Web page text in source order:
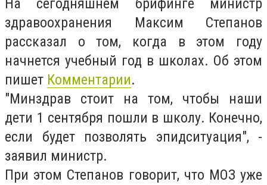
На сегодняшнем брифинге министр
здравоохранения Максим Степанов
рассказал о том, когда в этом году
начнется учебный год в школах. Об этом
пишет Комментарии.
"Минздрав стоит на том, чтобы наши
дети 1 сентября пошли в школу. Конечно,
если будет позволять эпидситуация", -
заявил министр.
При этом Степанов говорит, что МОЗ уже